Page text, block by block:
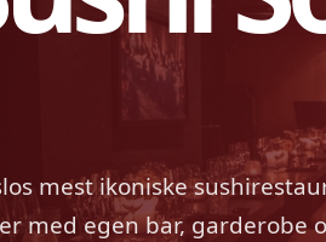
mest ikoniske
med egen bar, garderobe